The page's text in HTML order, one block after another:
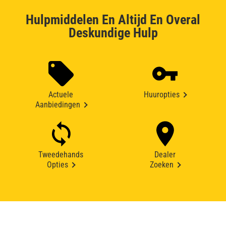
Hulpmiddelen En Altijd En Overal
Deskundige Hulp
Actuele
Aanbiedingen
Huuropties
Tweedehands
Opties
Dealer
Zoeken